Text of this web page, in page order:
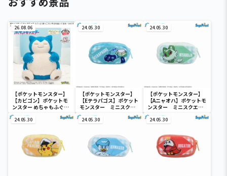
26.08.06
【ポケットモンスター】
【カビゴン】ポケットモ
ンスター めちゃもふぐっ
と ほっこりいやされぬい
ぐるみ～カビゴン～
24.05.30
【ポケットモンスター】
【Eテラパゴス】ポケット
モンスター ミニスクエ
アポーチ
24.05.30
【ポケットモンスター】
【Aニャオハ】ポケットモ
ンスター ミニスクエア
ポーチ
24.05.30 24.05.30 24.05.30